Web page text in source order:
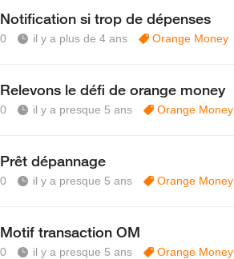
Notification si trop de dépenses
0 il y a plus de 4 ans Orange Money
Relevons le défi de orange money
0 il y a presque 5 ans Orange Money
Prêt dépannage
0 il y a presque 5 ans Orange Money
Motif transaction OM
0 il y a presque 5 ans Orange Money